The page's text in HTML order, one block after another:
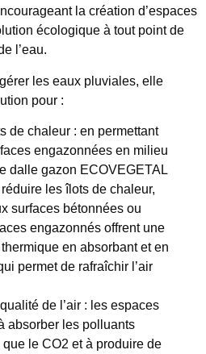
la création d’espaces
écologique à tout point de
l’eau.
les eaux pluviales, elle
pour :
de chaleur : en permettant
engazonnées en milieu
dalle gazon ECOVEGETAL
les îlots de chaleur,
surfaces bétonnées ou
engazonnés offrent une
en absorbant et en
permet de rafraîchir l’air
de l’air : les espaces
absorber les polluants
le CO2 et à produire de